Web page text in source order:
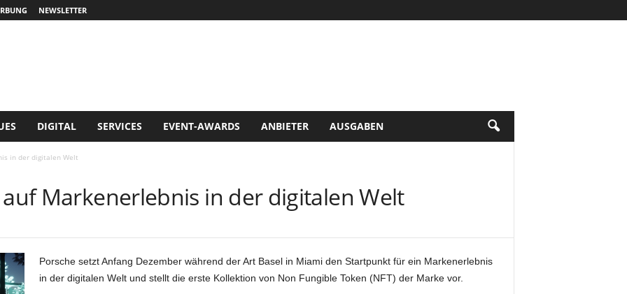
NEWSLETTER
DIGITAL SERVICES EVENT-AWARDS ANBIETER AUSGABEN
in der digitalen Welt
Markenerlebnis in der digitalen Welt
Porsche setzt Anfang Dezember während der Art Basel in Miami den Startpunkt für ein Markenerlebnis
in der digitalen Welt und stellt die erste Kollektion von Non Fungible Token (NFT) der Marke vor.